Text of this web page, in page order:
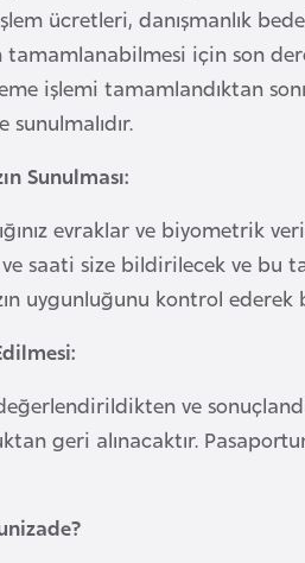
ücretleri, danışmanlık
için son
işlemi tamamlandıktan
Sunulması:
evraklar ve biyometrik
saati size bildirilecek ve bu
uygunluğunu kontrol
ve
geri alınacaktır.